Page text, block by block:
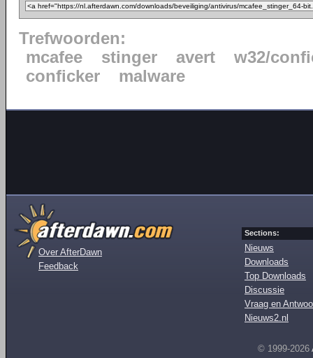
Trefwoorden:
mcafee
stinger avert
w32/
conficker
malware
Over AfterDawn
Feedback
Sections:
Nieuws
Downloads
Top Downloads
Discussie
Vraag en
Nieuws2.nl
© 1999-2026